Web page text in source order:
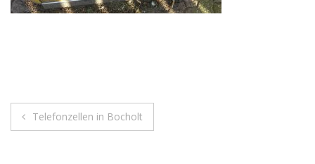
Beitragsnavigation
Telefonzellen in Bocholt